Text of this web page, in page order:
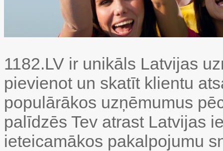
1182.LV ir unikāls Latvijas
pievienot un skatīt klientu
populārākos uzņēmumus
palīdzēs Tev atrast Latvijas
ieteicamākos pakalpojumu